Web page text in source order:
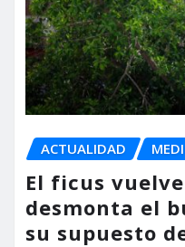
ACTUALIDAD
El ficus
desmonta el
su supuesto